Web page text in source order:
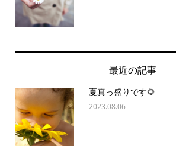
最近の記事
夏真っ盛りです🌻
2023.08.06